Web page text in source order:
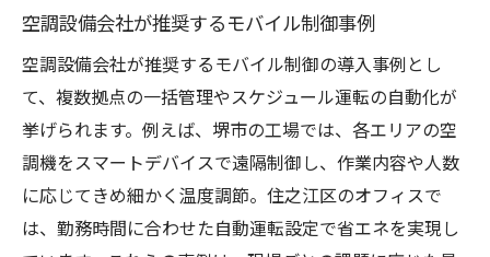
空調設備会社が推奨するモバイル制御事例
空調設備会社が推奨するモバイル制御の導入事例とし
て、複数拠点の一括管理やスケジュール運転の自動化が
挙げられます。例えば、堺市の工場では、各エリアの空
調機をスマートデバイスで遠隔制御し、作業内容や人数
に応じてきめ細かく温度調節。住之江区のオフィスで
は、勤務時間に合わせた自動運転設定で省エネを実現し